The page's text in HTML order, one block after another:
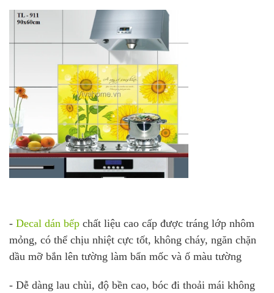
- Decal dán bếp chất liệu cao cấp được tráng lớp nhôm
mỏng, có thể chịu nhiệt cực tốt, không cháy, ngăn chặn
dầu mỡ bắn lên tường làm bẩn mốc và ố màu tường
- Dễ dàng lau chùi, độ bền cao, bóc đi thoải mái không